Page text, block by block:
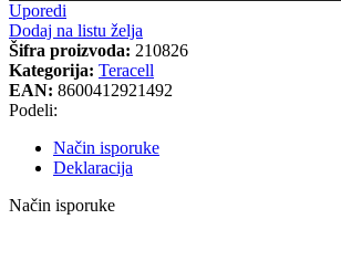
Uporedi
Dodaj na listu želja
Šifra proizvoda: 210826
Kategorija: Teracell
EAN: 8600412921492
Podeli:
Način isporuke
Deklaracija
Način isporuke